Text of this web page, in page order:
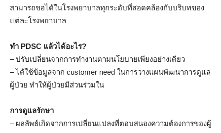
สามารถขอได้ในโรงพยาบาลทุกระดับที่สอดคล้องกับบริบทของ
แต่ละโรงพยาบาล
ทำ PDSC แล้วได้อะไร?
– ปรับเปลี่ยนจากการทำงานตามนโยบายเพียงอย่างเดียว
– ได้ใช้ข้อมูลจาก customer need ในการวางแผนพัฒนาการดูแล
ผู้ป่วย ทำให้ผู้ป่วยมีส่วนร่วมใน
การดูแลรักษา
– ผลลัพธ์เกิดจากการเปลี่ยนแปลงที่ตอบสนองความต้องการของผู้